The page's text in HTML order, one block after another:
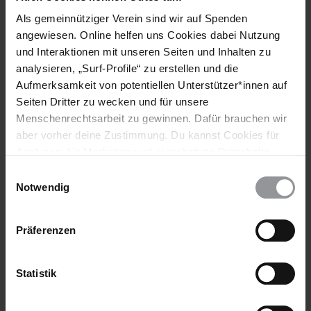
Als gemeinnütziger Verein sind wir auf Spenden
angewiesen. Online helfen uns Cookies dabei Nutzung
und Interaktionen mit unseren Seiten und Inhalten zu
analysieren, „Surf-Profile“ zu erstellen und die
Aufmerksamkeit von potentiellen Unterstützer*innen auf
Seiten Dritter zu wecken und für unsere
Menschenrechtsarbeit zu gewinnen. Dafür brauchen wir
aber vorher deine Zustimmung. Du kannst Cookies für
wieder ändern. Diesen Banner kannst Du über den Link
Notwendig
Präferenzen
Statistik
International
Amnesty International Deutschland
Bielefeld ist bunt und bleibt weltoffen
In Bielefeld nahmen Amnesty-Mitglieder an einer Demo